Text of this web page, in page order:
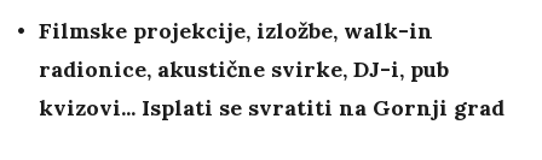
Filmske projekcije, izložbe, walk-in
radionice, akustične svirke, DJ-i, pub
kvizovi... Isplati se svratiti na Gornji grad